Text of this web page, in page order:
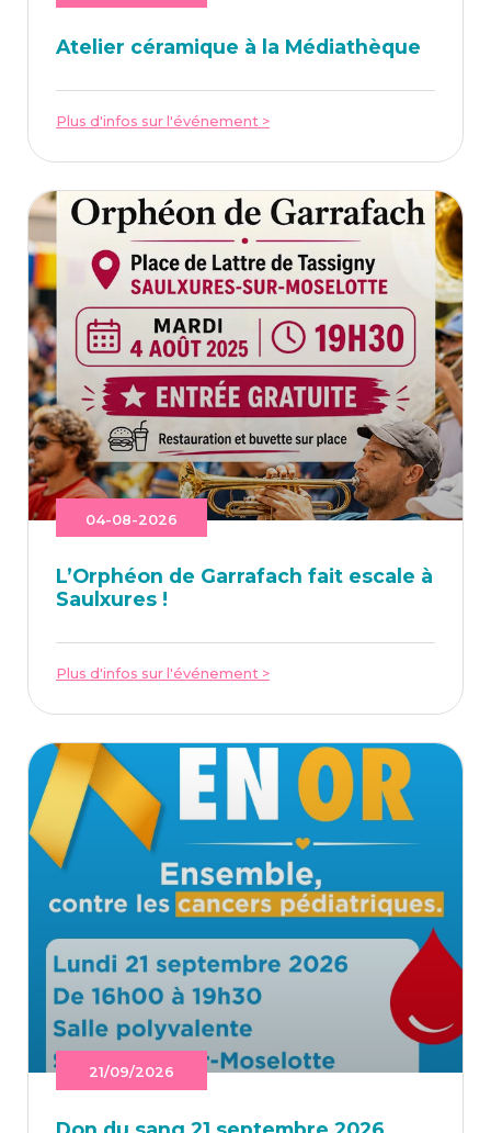
Ate­lier céra­mique à la Médiathèque
Plus d'infos sur l'événement >
04-08-2026
L’Or­phéon de Gar­ra­fach fait escale à
Saulxures !
Plus d'infos sur l'événement >
21/09/2026